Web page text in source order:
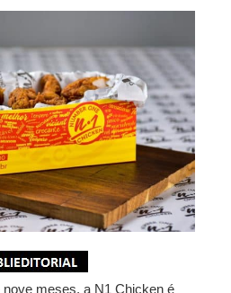
meses, a N1 Chicken é